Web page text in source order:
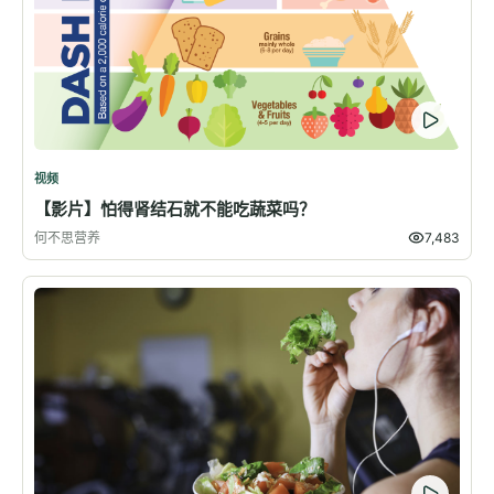
视频
【影片】怕得肾结石就不能吃蔬菜吗？
何不思营养 7,483